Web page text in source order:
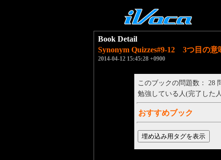
Book Detail
Synonym Quizzes#9-12 3つ目の意
2014-04-12 15:45:28 +0900
このブックの問題数： 28
勉強している人(完了した
おすすめブック